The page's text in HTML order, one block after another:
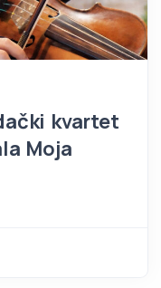
kvartet
Moja